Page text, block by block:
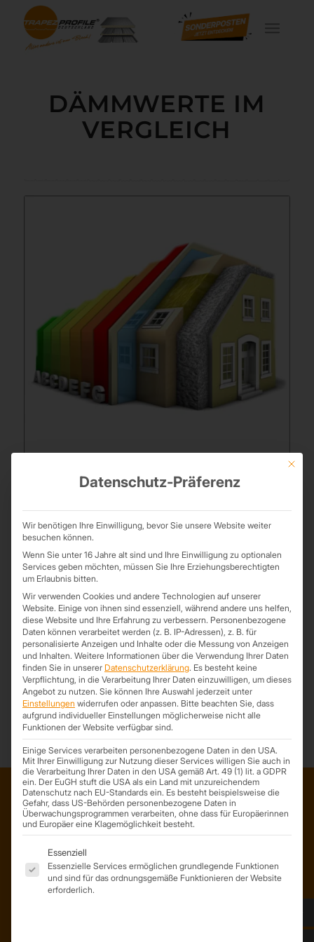
DÄMMWERTE IM
VERGLEICH
STÄRKE DER
DÄMMSTOFFE
Jeder Werkstoff dämmt. Dabei gilt: je schlechter ein Material die
unterscheiden sich aber zum Teil erheblich. Die entscheidende
Kennzahl der Dämmwirkung hierbei ist die Wärmeleitfähigkeit. Je
kleiner dieser Wert ist, desto besser die Dämmleistung.
Mehr Informationen dazu und den grafischen Vergleichhier
*Trapezprofile Deutschland ist ein Geschäftsbereich der On Spot
Service GmbH
ADRESSE
Trapezprofile Deutschland
ist ein Geschäftsbereich der
On Spot Service GmbH
Söllichauer Straße 7
Mit
Datenschutz-Präferenz
Wir benötigen Ihre Einwilligung, bevor Sie unsere Website weiter
besuchen können.
Wenn Sie unter 16 Jahre alt sind und Ihre Einwilligung zu optionalen
Services geben möchten, müssen Sie Ihre Erziehungsberechtigten
um Erlaubnis bitten.
Wir verwenden Cookies und andere Technologien auf unserer
Website. Einige von ihnen sind essenziell, während andere uns helfen,
diese Website und Ihre Erfahrung zu verbessern. Personenbezogene
Daten können verarbeitet werden (z. B. IP-Adressen), z. B. für
personalisierte Anzeigen und Inhalte oder die Messung von Anzeigen
und Inhalten. Weitere Informationen über die Verwendung Ihrer Daten
finden Sie in unserer Datenschutzerklärung. Es besteht keine
Verpflichtung, in die Verarbeitung Ihrer Daten einzuwilligen, um dieses
Angebot zu nutzen. Sie können Ihre Auswahl jederzeit unter
Einstellungen widerrufen oder anpassen. Bitte beachten Sie, dass
aufgrund individueller Einstellungen möglicherweise nicht alle
Funktionen der Website verfügbar sind.
Einige Services verarbeiten personenbezogene Daten in den USA.
Mit Ihrer Einwilligung zur Nutzung dieser Services willigen Sie auch in
die Verarbeitung Ihrer Daten in den USA gemäß Art. 49 (1) lit. a GDPR
ein. Der EuGH stuft die USA als ein Land mit unzureichendem
Datenschutz nach EU-Standards ein. Es besteht beispielsweise die
Gefahr, dass US-Behörden personenbezogene Daten in
Überwachungsprogrammen verarbeiten, ohne dass für Europäerinnen
und Europäer eine Klagemöglichkeit besteht.
Es folgt eine Liste der Service-Gruppen, für die eine
Essenziell
Essenzielle Services ermöglichen grundlegende Funktionen
und sind für das ordnungsgemäße Funktionieren der Website
erforderlich.